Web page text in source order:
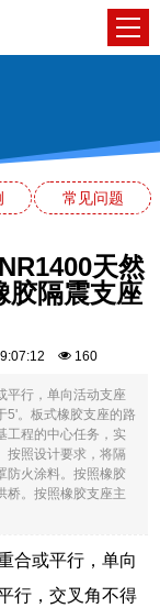
常见问题
天然
胶隔震支座
160
平行，单向活动支座
5'。板式橡胶支座的路
工程的中心任务，实
按照设计要求，将隔
防火涂料。按照橡胶
桥。按照橡胶支座主
合或平行，单向
行，交叉角不得